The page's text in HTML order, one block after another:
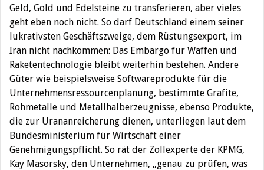
Geld, Gold und Edelsteine zu transferieren, aber vieles
geht eben noch nicht. So darf Deutschland einem seiner
lukrativsten Geschäftszweige, dem Rüstungsexport, im
Iran nicht nachkommen: Das Embargo für Waffen und
Raketentechnologie bleibt weiterhin bestehen. Andere
Güter wie beispielsweise Softwareprodukte für die
Unternehmensressourcenplanung, bestimmte Grafite,
Rohmetalle und Metallhalberzeugnisse, ebenso Produkte,
die zur Urananreicherung dienen, unterliegen laut dem
Bundesministerium für Wirtschaft einer
Genehmigungspflicht. So rät der Zollexperte der KPMG,
Kay Masorsky, den Unternehmen, „genau zu prüfen, was